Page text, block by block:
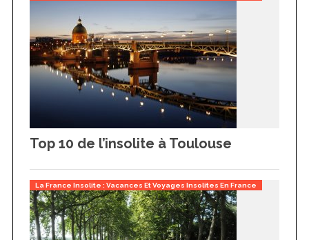
Top 10 de l’insolite à Toulouse
La France Insolite : Vacances Et Voyages Insolites En France